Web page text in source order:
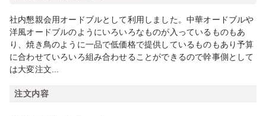
社内懇親会用オードブルとして利用しました。中華オードブルや
洋風オードブルのようにいろいろなものが入っているものもあ
り、焼き鳥のように一品で低価格で提供しているものもあり予算
に合わせていろいろ組み合わせることができるので幹事側として
は大変注文...
注文内容